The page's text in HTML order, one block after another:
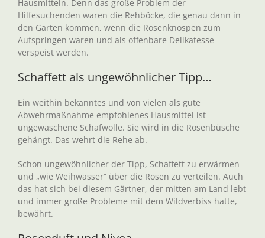
Hausmitteln. Denn das große Problem der
Hilfesuchenden waren die Rehböcke, die genau dann in
den Garten kommen, wenn die Rosenknospen zum
Aufspringen waren und als offenbare Delikatesse
verspeist werden.
Schaffett als ungewöhnlicher Tipp…
Ein weithin bekanntes und von vielen als gute
Abwehrmaßnahme empfohlenes Hausmittel ist
ungewaschene Schafwolle. Sie wird in die Rosenbüsche
gehängt. Das wehrt die Rehe ab.
Schon ungewöhnlicher der Tipp, Schaffett zu erwärmen
und „wie Weihwasser“ über die Rosen zu verteilen. Auch
das hat sich bei diesem Gärtner, der mitten am Land lebt
und immer große Probleme mit dem Wildverbiss hatte,
bewährt.